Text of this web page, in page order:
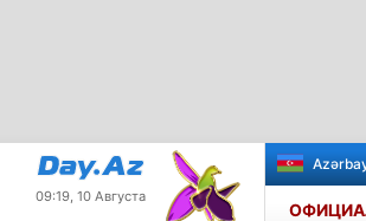
09:19, 10 Августа